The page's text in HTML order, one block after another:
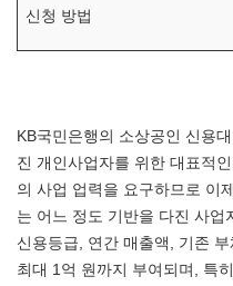
신청 방법
KB국민은행의 소상공인 신용
진 개인사업자를 위한 대표적
의 사업 업력을 요구하므로 이
는 어느 정도 기반을 다진 사업
신용등급, 연간 매출액, 기존
최대 1억 원까지 부여되며, 특